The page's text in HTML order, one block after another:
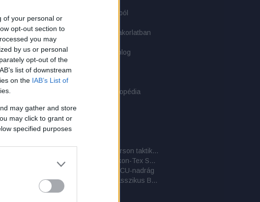
of your personal or
opt-out section to
you may
by us or personal
opt-out of the
list of downstream
on the IAB’s List of
may gather and store
may click to grant or
specified purposes
Függőágy és függőszék sátorlapból
Tokok az övön
Na, ez derék! - Derékszíjak a gyakorlatban
Kötszer, gyógyszer, orvosság…
Szolgálati közlemény - 3 éves a blog
M-Tramp Bergen hátizsák
Tribord Kostalde dzseki
Highlander Bergen hátizsák
Alexander Stilwell: Túlélési enciklopédia
Amerikai sivatagi bakancs
Amerikai dzsungelbakancs
Bear Grylls: Tűzön-vízen át!
A BDU-nadrág és társai 4. – Emerson taktikai nadrág
A BDU-nadrág és társai 3. – Helikon-Tex SFU nadrág
A BDU-nadrág és társai 2. – Az ACU-nadrág
A BDU-nadrág és társai 1. – A klasszikus BDU-változat
Pantac taktikai zsák